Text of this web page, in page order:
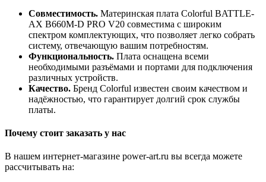
Совместимость. Материнская плата Colorful BATTLE-
AX B660M-D PRO V20 совместима с широким
спектром комплектующих, что позволяет легко собрать
систему, отвечающую вашим потребностям.
Функциональность. Плата оснащена всеми
необходимыми разъёмами и портами для подключения
различных устройств.
Качество. Бренд Colorful известен своим качеством и
надёжностью, что гарантирует долгий срок службы
платы.
Почему стоит заказать у нас
В нашем интернет-магазине power-art.ru вы всегда можете
рассчитывать на: